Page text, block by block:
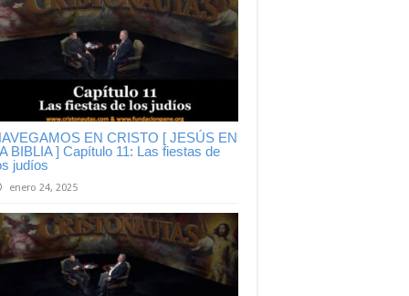
EN CRISTO [ JESÚS EN
BIBLIA ] Capítulo 11: Las fiestas de
judíos
enero 24, 2025